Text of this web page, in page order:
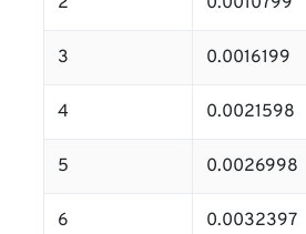
3 0.0016199
4 0.0021598
5 0.0026998
6 0.0032397